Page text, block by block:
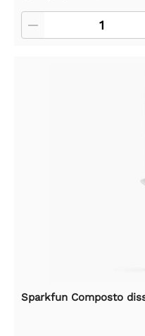
Sparkfun Composto